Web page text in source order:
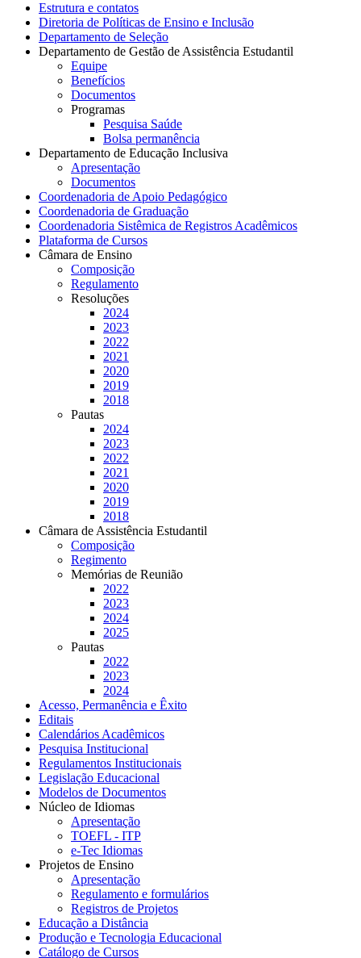
Estrutura e contatos
Diretoria de Políticas de Ensino e Inclusão
Departamento de Seleção
Departamento de Gestão de Assistência Estudantil
Equipe
Benefícios
Documentos
Programas
Pesquisa Saúde
Bolsa permanência
Departamento de Educação Inclusiva
Apresentação
Documentos
Coordenadoria de Apoio Pedagógico
Coordenadoria de Graduação
Coordenadoria Sistêmica de Registros Acadêmicos
Plataforma de Cursos
Câmara de Ensino
Composição
Regulamento
Resoluções
2024
2023
2022
2021
2020
2019
2018
Pautas
2024
2023
2022
2021
2020
2019
2018
Câmara de Assistência Estudantil
Composição
Regimento
Memórias de Reunião
2022
2023
2024
2025
Pautas
2022
2023
2024
Acesso, Permanência e Êxito
Editais
Calendários Acadêmicos
Pesquisa Institucional
Regulamentos Institucionais
Legislação Educacional
Modelos de Documentos
Núcleo de Idiomas
Apresentação
TOEFL - ITP
e-Tec Idiomas
Projetos de Ensino
Apresentação
Regulamento e formulários
Registros de Projetos
Educação a Distância
Produção e Tecnologia Educacional
Catálogo de Cursos